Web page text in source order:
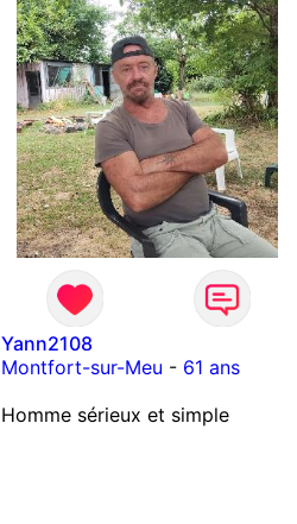
Yann2108
Montfort-sur-Meu - 61 ans
Homme sérieux et simple